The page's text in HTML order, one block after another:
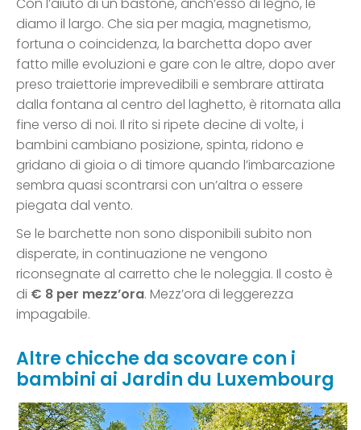
Con l’aiuto di un bastone, anch’esso di legno, le
diamo il largo. Che sia per magia, magnetismo,
fortuna o coincidenza, la barchetta dopo aver
fatto mille evoluzioni e gare con le altre, dopo aver
preso traiettorie imprevedibili e sembrare attirata
dalla fontana al centro del laghetto, è ritornata alla
fine verso di noi. Il rito si ripete decine di volte, i
bambini cambiano posizione, spinta, ridono e
gridano di gioia o di timore quando l’imbarcazione
sembra quasi scontrarsi con un’altra o essere
piegata dal vento.
Se le barchette non sono disponibili subito non
disperate, in continuazione ne vengono
riconsegnate al carretto che le noleggia. Il costo è
di € 8 per mezz’ora. Mezz’ora di leggerezza
impagabile.
Altre chicche da scovare con i
bambini ai Jardin du Luxembourg